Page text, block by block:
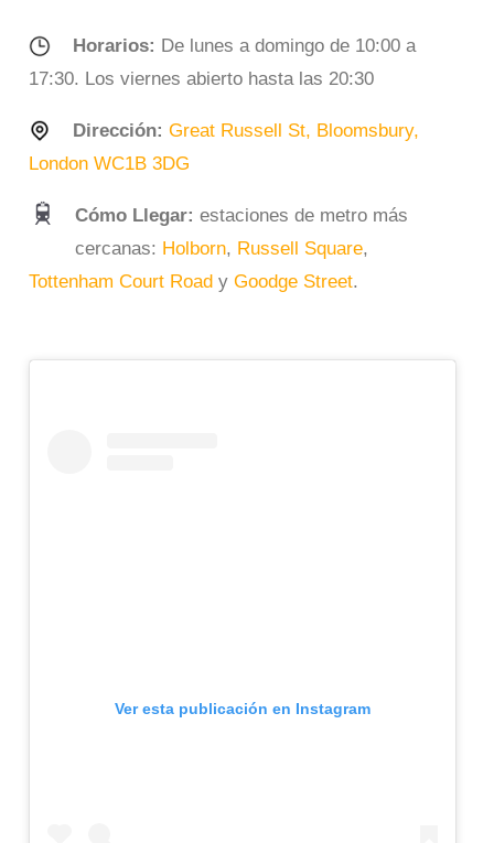
Horarios: De lunes a domingo de 10:00 a
17:30. Los viernes abierto hasta las 20:30
Dirección: Great Russell St, Bloomsbury,
London WC1B 3DG
Cómo Llegar: estaciones de metro más
cercanas: Holborn, Russell Square,
Tottenham Court Road yGoodge Street.
Ver esta publicación en Instagram